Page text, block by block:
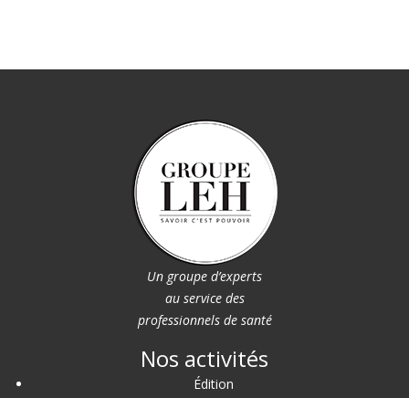
Un groupe d’experts
au service des
professionnels de santé
Nos activités
Édition